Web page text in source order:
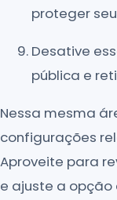
proteger
Desative
pública e
Nessa mesma
configurações
Aproveite para
e ajuste a